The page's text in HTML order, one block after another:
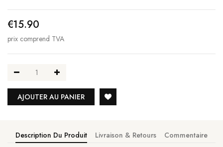
€15.90
prix comprend TVA
AJOUTER AU PANIER
Description Du Produit Livraison & Retours Commentaire